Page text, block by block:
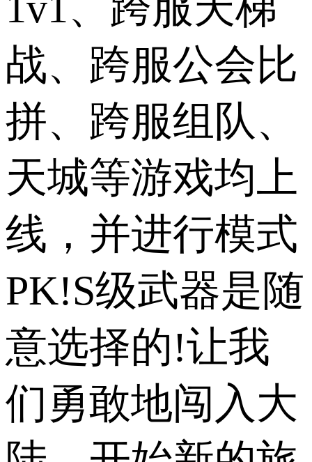
战、跨服公会比
拼、跨服组队、
天城等游戏均上
线，并进行模式
PK!S级武器是随
意选择的!让我
们勇敢地闯入大